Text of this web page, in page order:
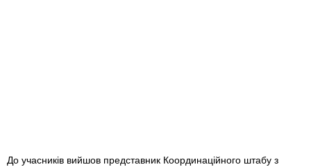
До учасників вийшов представник Координаційного штабу з